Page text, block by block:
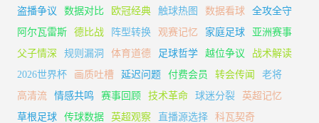
盗播争议
数据对比 欧冠经典 触球热图 数据看球
全攻全守
阿尔瓦雷斯
德比战 阵型转换 观赛记忆 家庭足球
亚洲赛事
父子情深
规则漏洞 体育道德 足球哲学 越位争议
战术解读
2026世界杯
画质吐槽 延迟问题 付费会员 转会传闻
老将
高清流
情感共鸣 赛事回顾 技术革命 球迷分裂
英超记忆
草根足球
传球数据 英超观察 直播源选择
科瓦契奇